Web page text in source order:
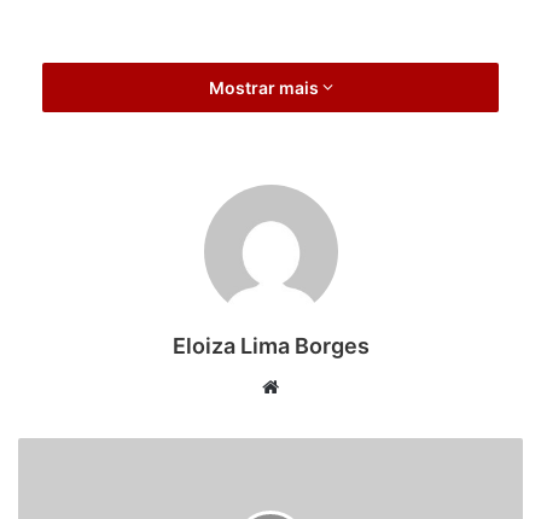
Mostrar mais
Eloiza Lima Borges
Website